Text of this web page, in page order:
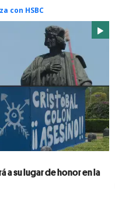
con HSBC
a su lugar de honor en la